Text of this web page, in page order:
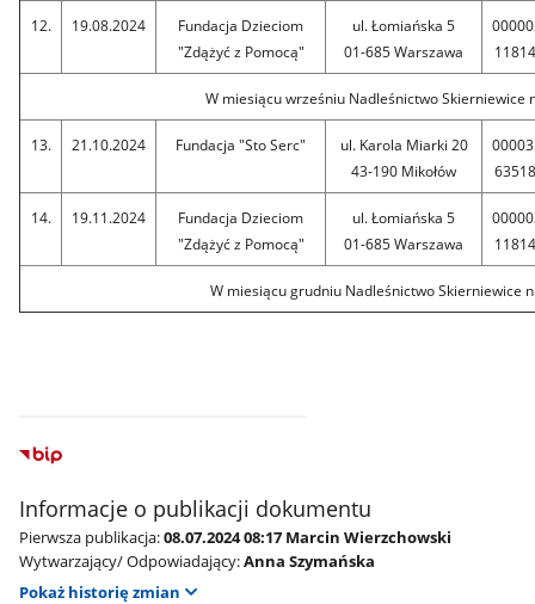
12. 19.08.2024
Fundacja Dzieciom
"Zdążyć z Pomocą"
ul. Łomiańska 5
01-685 Warszawa
W miesiącu wrześniu Nadleśnictwo Skierniewice
13. 21.10.2024 Fundacja "Sto Serc"
ul. Karola Miarki 20
43-190 Mikołów
14. 19.11.2024
Fundacja Dzieciom
"Zdążyć z Pomocą"
ul. Łomiańska 5
01-685 Warszawa
W miesiącu grudniu Nadleśnictwo Skierniewice
Informacje o publikacji dokumentu
Pierwsza publikacja:08.07.2024 08:17 Marcin Wierzchowski
Wytwarzający/ Odpowiadający:Anna Szymańska
Pokaż historię zmian